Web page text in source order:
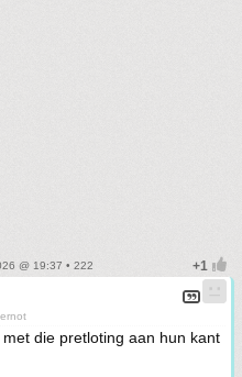
@ 19:37 • 222
die pretloting aan hun kant